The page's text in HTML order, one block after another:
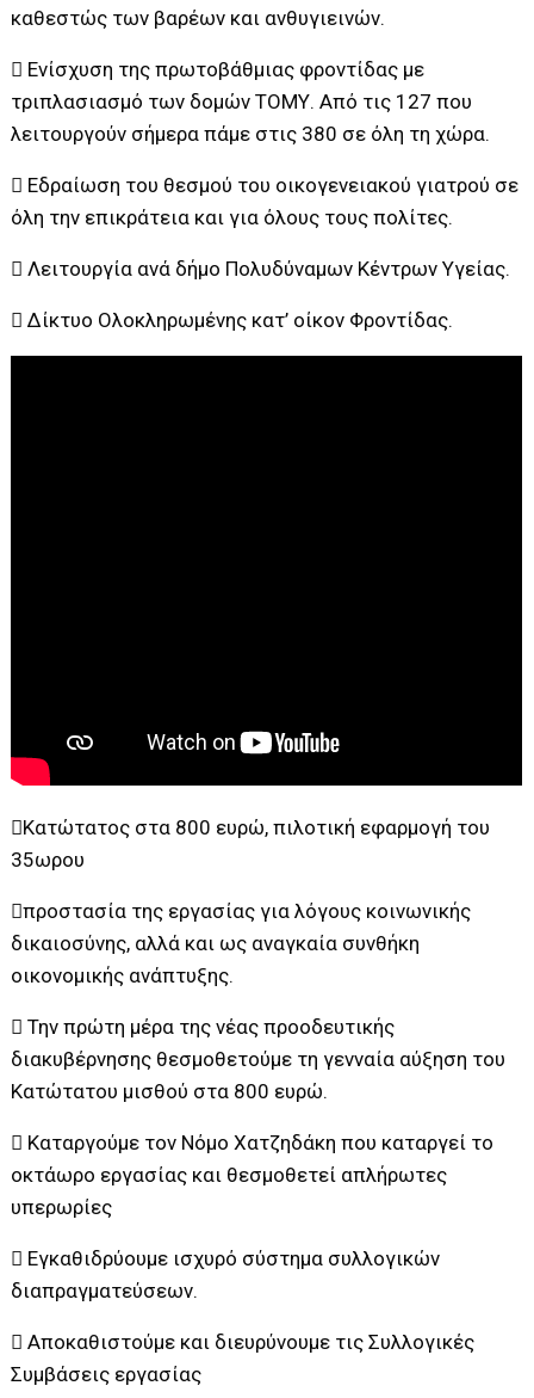
καθεστώς των βαρέων και ανθυγιεινών.
 Ενίσχυση της πρωτοβάθμιας φροντίδας με
τριπλασιασμό των δομών ΤΟΜΥ. Από τις 127 που
λειτουργούν σήμερα πάμε στις 380 σε όλη τη χώρα.
 Εδραίωση του θεσμού του οικογενειακού γιατρού σε
όλη την επικράτεια και για όλους τους πολίτες.
 Λειτουργία ανά δήμο Πολυδύναμων Κέντρων Υγείας.
 Δίκτυο Ολοκληρωμένης κατ’ οίκον Φροντίδας.
Κατώτατος στα 800 ευρώ, πιλοτική εφαρμογή του
35ωρου
προστασία της εργασίας για λόγους κοινωνικής
δικαιοσύνης, αλλά και ως αναγκαία συνθήκη
οικονομικής ανάπτυξης.
 Την πρώτη μέρα της νέας προοδευτικής
διακυβέρνησης θεσμοθετούμε τη γενναία αύξηση του
Κατώτατου μισθού στα 800 ευρώ.
 Καταργούμε τον Νόμο Χατζηδάκη που καταργεί το
οκτάωρο εργασίας και θεσμοθετεί απλήρωτες
υπερωρίες
 Εγκαθιδρύουμε ισχυρό σύστημα συλλογικών
διαπραγματεύσεων.
 Αποκαθιστούμε και διευρύνουμε τις Συλλογικές
Συμβάσεις εργασίας